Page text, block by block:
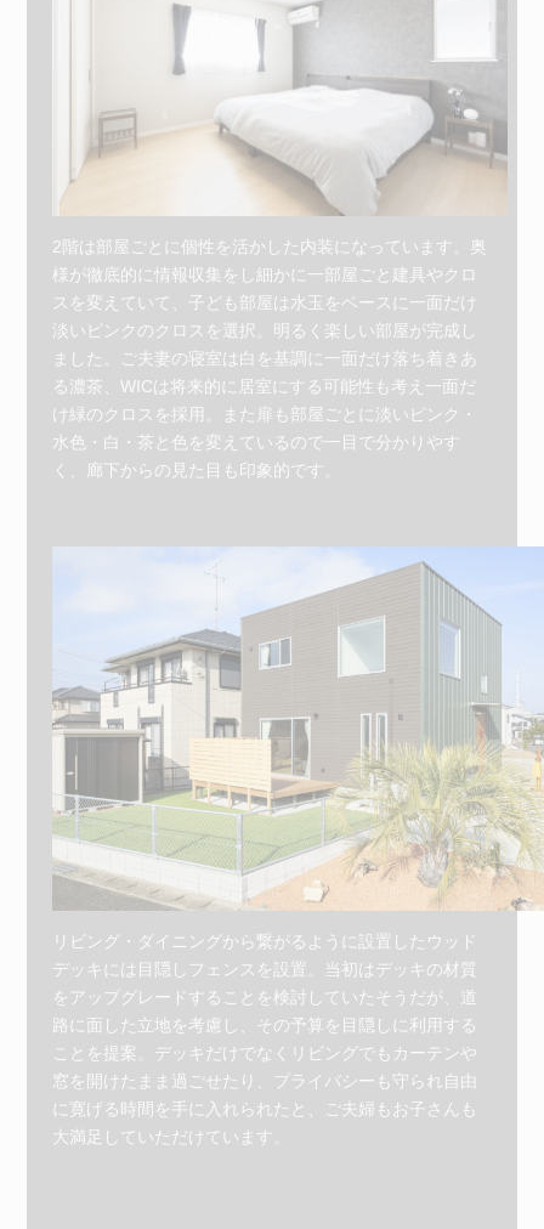
2階は部屋ごとに個性を活かした内装になっています。奥
様が徹底的に情報収集をし細かに一部屋ごと建具やクロ
スを変えていて、子ども部屋は水玉をベースに一面だけ
淡いピンクのクロスを選択。明るく楽しい部屋が完成し
ました。ご夫妻の寝室は白を基調に一面だけ落ち着きあ
る濃茶、WICは将来的に居室にする可能性も考え一面だ
け緑のクロスを採用。また扉も部屋ごとに淡いピンク・
水色・白・茶と色を変えているので一目で分かりやす
く、廊下からの見た目も印象的です。
リビング・ダイニングから繋がるように設置したウッド
デッキには目隠しフェンスを設置。当初はデッキの材質
をアップグレードすることを検討していたそうだが、道
路に面した立地を考慮し、その予算を目隠しに利用する
ことを提案。デッキだけでなくリビングでもカーテンや
窓を開けたまま過ごせたり、プライバシーも守られ自由
に寛げる時間を手に入れられたと、ご夫婦もお子さんも
大満足していただけています。